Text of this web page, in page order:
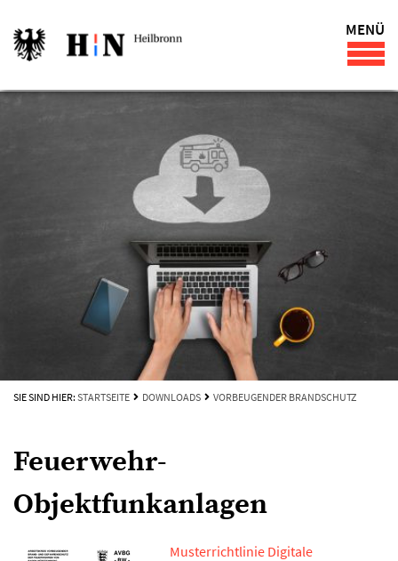
MENÜ
SIE SIND HIER: STARTSEITE DOWNLOADS VORBEUGENDER BRANDSCHUTZ
Feuerwehr-
Objektfunkanlagen
Musterrichtlinie Digitale